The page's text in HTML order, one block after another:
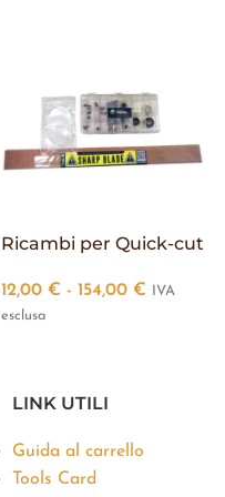
Ricambi per Quick-cut
12,00 € - 154,00 €
IVA
esclusa
LINK UTILI
Guida al carrello
Tools Card